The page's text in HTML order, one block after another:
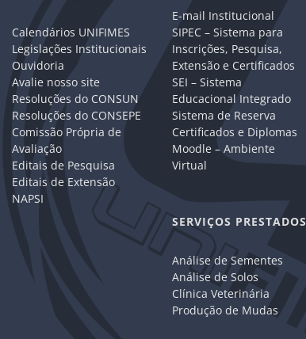
Calendários UNIFIMES
Legislações Institucionais
Ouvidoria
Avalie nosso site
Resoluções do CONSUN
Resoluções do CONSEPE
Comissão Própria de
Avaliação
Editais de Pesquisa
Editais de Extensão
NAPSI
E-mail Institucional
SIPEC – Sistema para
Inscrições, Pesquisa,
Extensão e Certificados
SEI – Sistema
Educacional Integrado
Sistema de Reserva
Certificados e Diplomas
Moodle – Ambiente
Virtual
SERVIÇOS PRESTADOS
Análise de Sementes
Análise de Solos
Clínica Veterinária
Produção de Mudas